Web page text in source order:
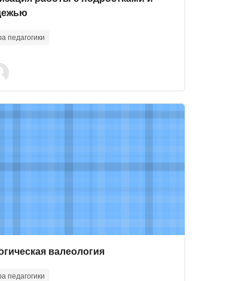
педагогики
Педагогическая валеология
image
name валеология
педагогики